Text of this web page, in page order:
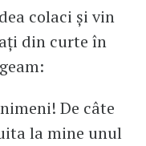
colaci și vin
din curte în
De câte
la mine unul